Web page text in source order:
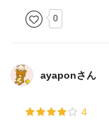
0
ayaponさん
4